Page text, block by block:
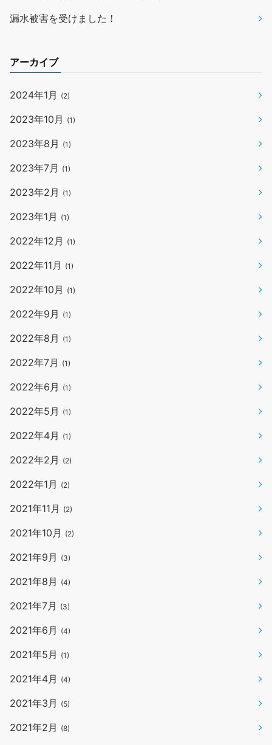
漏水被害を受けました！
アーカイブ
2024年1月 (2)
2023年10月 (1)
2023年8月 (1)
2023年7月 (1)
2023年2月 (1)
2023年1月 (1)
2022年12月 (1)
2022年11月 (1)
2022年10月 (1)
2022年9月 (1)
2022年8月 (1)
2022年7月 (1)
2022年6月 (1)
2022年5月 (1)
2022年4月 (1)
2022年2月 (2)
2022年1月 (2)
2021年11月 (2)
2021年10月 (2)
2021年9月 (3)
2021年8月 (4)
2021年7月 (3)
2021年6月 (4)
2021年5月 (1)
2021年4月 (4)
2021年3月 (5)
2021年2月 (8)